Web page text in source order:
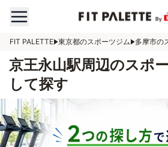
FIT PALETTE 東京都のスポーツジム 多摩市の
京王永山駅周辺のスポ
して探す